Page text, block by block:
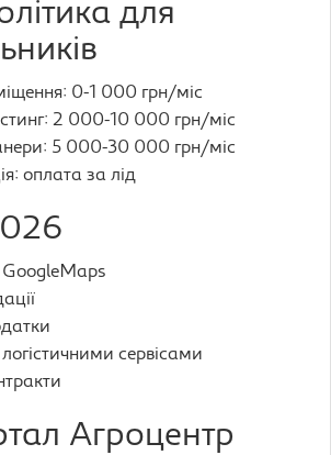
для
0-1 000 грн/міс
2 000-10 000 грн/міс
5 000-30 000 грн/міс
оплата за лід
GoogleMaps
логістичними сервісами
Агроцентр